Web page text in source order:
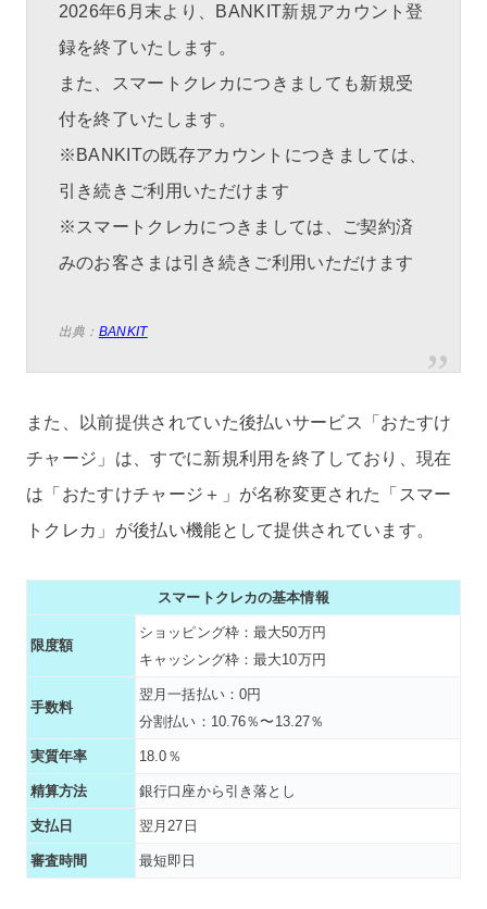
2026年6月末より、BANKIT新規アカウント登
録を終了いたします。
また、スマートクレカにつきましても新規受
付を終了いたします。
※BANKITの既存アカウントにつきましては、
引き続きご利用いただけます
※スマートクレカにつきましては、ご契約済
みのお客さまは引き続きご利用いただけます
出典： BANKIT
また、以前提供されていた後払いサービス「おたすけ
チャージ」は、すでに新規利用を終了しており、現在
は「おたすけチャージ＋」が名称変更された「スマー
トクレカ」が後払い機能として提供されています。
スマートクレカの基本情報
限度額
ショッピング枠：最大50万円
キャッシング枠：最大10万円
手数料
翌月一括払い：0円
分割払い：10.76％〜13.27％
実質年率 18.0％
精算方法 銀行口座から引き落とし
支払日 翌月27日
審査時間 最短即日